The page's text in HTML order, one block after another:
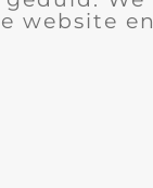
website